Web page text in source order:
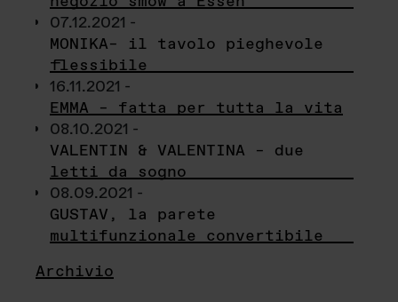
07.12.2021 -
MONIKA– il tavolo pieghevole
flessibile
16.11.2021 -
EMMA – fatta per tutta la vita
08.10.2021 -
VALENTIN & VALENTINA – due
letti da sogno
08.09.2021 -
GUSTAV, la parete
multifunzionale convertibile
Archivio